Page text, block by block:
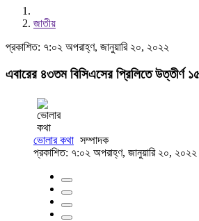
জাতীয়
প্রকাশিত: ৭:০২ অপরাহ্ণ, জানুয়ারি ২০, ২০২২
এবারের ৪৩তম বিসিএসের প্রিলিতে উত্তীর্ণ
ভোলার কথা সম্পাদক
প্রকাশিত: ৭:০২ অপরাহ্ণ, জানুয়ারি ২০, ২০২২